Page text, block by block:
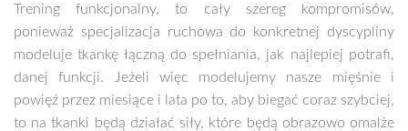
Trening funkcjonalny, to cały szereg kompromisów,
ponieważ specjalizacja ruchowa do konkretnej dyscypliny
modeluje tkankę łączną do spełniania, jak najlepiej potrafi,
danej funkcji. Jeżeli więc modelujemy nasze mięśnie i
powięź przez miesiące i lata po to, aby biegać coraz szybciej,
to na tkanki będą działać siły, które będą obrazowo omalże